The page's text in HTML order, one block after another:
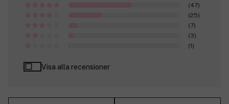
(47)
(25)
(7)
(3)
(1)
Visa alla recensioner